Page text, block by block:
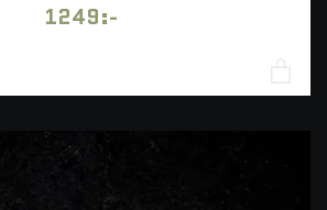
1249:-